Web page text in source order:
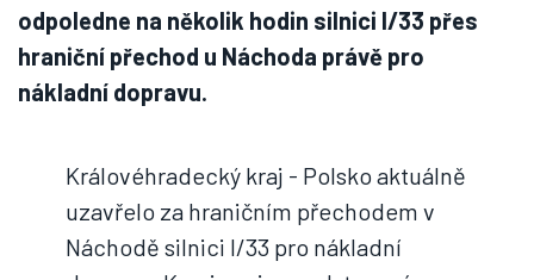
odpoledne na několik hodin silnici I/33 přes
hraniční přechod u Náchoda právě pro
nákladní dopravu.
Královéhradecký kraj - Polsko aktuálně
uzavřelo za hraničním přechodem v
Náchodě silnici I/33 pro nákladní